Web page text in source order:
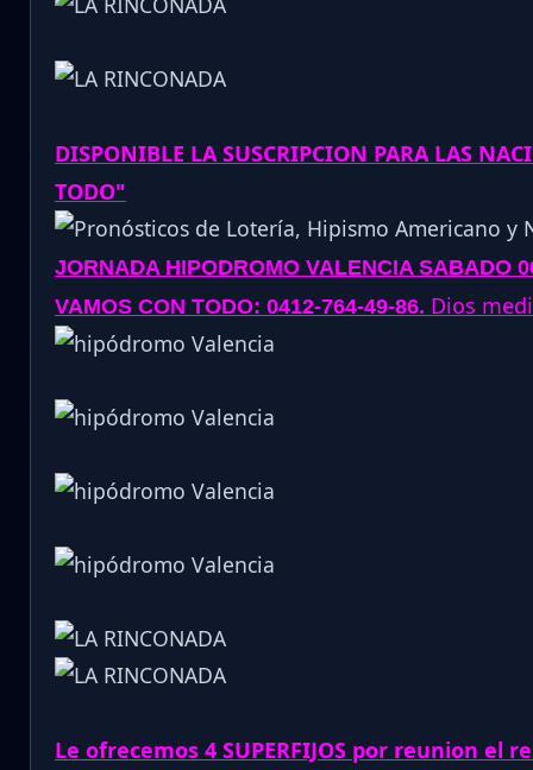
DISPONIBLE LA SUSCRIPCION PARA LAS
TODO"
JORNADA HIPODROMO VALENCIA SABADO
VAMOS CON TODO: 0412-764-49-86. Dios
Le ofrecemos 4 SUPERFIJOS por reunion el